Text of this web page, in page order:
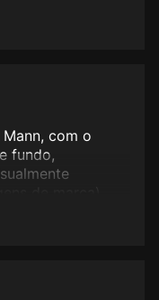
com o
fundo,
e seria uma